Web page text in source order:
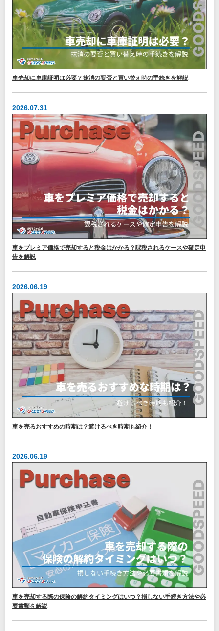
車売却に車庫証明は必要？抹消の要否と買い替え時の手続きを解説
2026.07.31
車をプレミア価格で売却すると税金はかかる？課税されるケースや確定申
告を解説
2026.06.19
車を売るおすすめの時期は？避けるべき時期も紹介！
2026.06.19
車を売却する際の保険の解約タイミングはいつ？損しない手続き方法や必
要書類を解説